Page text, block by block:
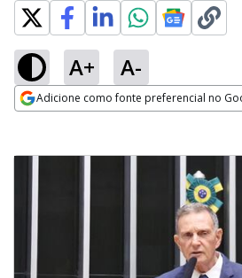
A+ A-
Adicione como fonte preferencial no